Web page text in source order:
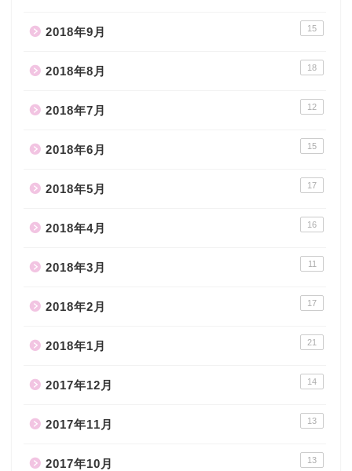
2018年9月 15
2018年8月 18
2018年7月 12
2018年6月 15
2018年5月 17
2018年4月 16
2018年3月 11
2018年2月 17
2018年1月 21
2017年12月 14
2017年11月 13
2017年10月 13